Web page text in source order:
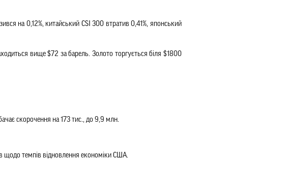
на 0,12%, китайський CSI 300 втратив 0,41%, японський
вище $72 за барель. Золото торгується біля $1800
скорочення на 173 тис., до 9,9 млн.
щодо темпів відновлення економіки США.